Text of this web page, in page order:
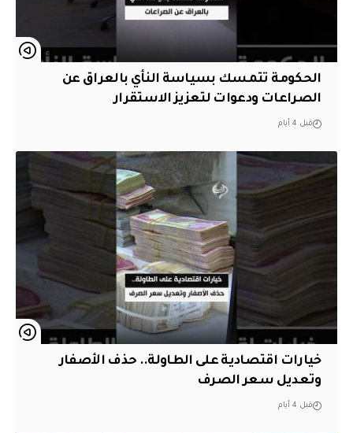
الحكومة تتمسك بسياسة النأي بالعراق عن
الصراعات ودعوات لتعزيز الاستقرار
قبل 4 أيام
خيارات اقتصادية على الطاولة.. حذف الأصفار
وتعديل سعر الصرف
قبل 4 أيام